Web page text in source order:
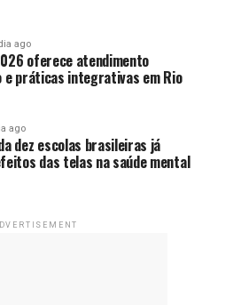
ago
oferece atendimento
e práticas integrativas em Rio
ago
dez escolas brasileiras já
das telas na saúde mental